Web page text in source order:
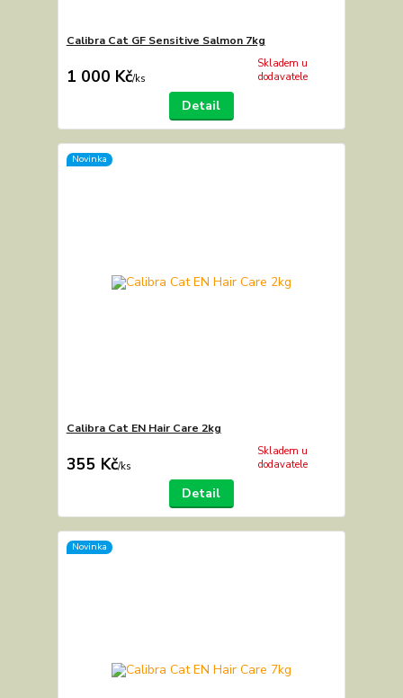
Calibra Cat GF Sensitive Salmon 7kg
1 000 Kč/ks
Skladem u
dodavatele
Detail
Novinka
Calibra Cat EN Hair Care 2kg
355 Kč/ks
Skladem u
dodavatele
Detail
Novinka